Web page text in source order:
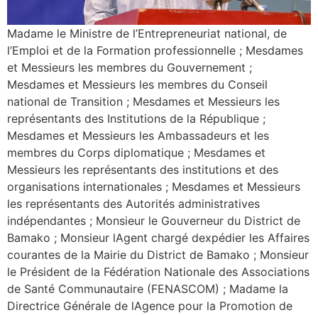
Madame le Ministre de l’Entrepreneuriat national, de
l’Emploi et de la Formation professionnelle ; Mesdames
et Messieurs les membres du Gouvernement ;
Mesdames et Messieurs les membres du Conseil
national de Transition ; Mesdames et Messieurs les
représentants des Institutions de la République ;
Mesdames et Messieurs les Ambassadeurs et les
membres du Corps diplomatique ; Mesdames et
Messieurs les représentants des institutions et des
organisations internationales ; Mesdames et Messieurs
les représentants des Autorités administratives
indépendantes ; Monsieur le Gouverneur du District de
Bamako ; Monsieur lAgent chargé dexpédier les Affaires
courantes de la Mairie du District de Bamako ; Monsieur
le Président de la Fédération Nationale des Associations
de Santé Communautaire (FENASCOM) ; Madame la
Directrice Générale de lAgence pour la Promotion de